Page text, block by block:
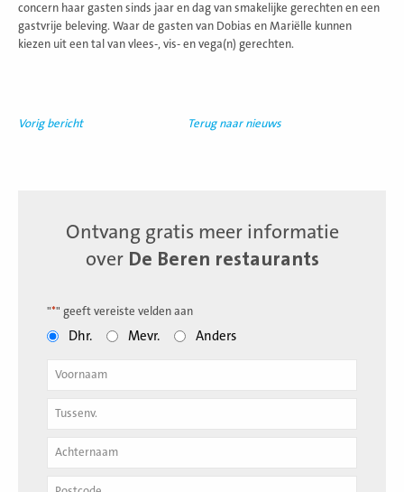
concern haar gasten sinds jaar en dag van smakelijke gerechten en een
gastvrije beleving. Waar de gasten van Dobias en Mariëlle kunnen
kiezen uit een tal van vlees-, vis- en vega(n) gerechten.
Vorig bericht Terug naar nieuws
Ontvang gratis meer informatie
over De Beren restaurants
"*" geeft vereiste velden aan
Dhr. Mevr. Anders